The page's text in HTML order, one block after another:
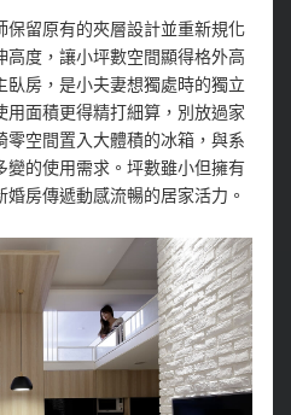
保留原有的夾層設計並重新規化
度，讓小坪數空間顯得格外高
房，是小夫妻想獨處時的獨立
面積更得精打細算，別放過家
零空間置入大體積的冰箱，與系
變的使用需求。坪數雖小但擁有
房傳遞動感流暢的居家活力。